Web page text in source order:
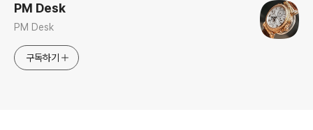
PM Desk
PM Desk
구독하기